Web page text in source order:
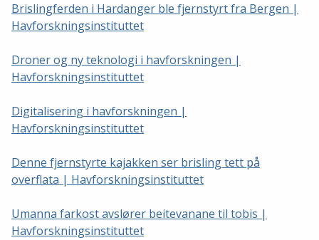
Brislingferden i Hardanger ble fjernstyrt fra Bergen |
Havforskningsinstituttet
Droner og ny teknologi i havforskningen |
Havforskningsinstituttet
Digitalisering i havforskningen |
Havforskningsinstituttet
Denne fjernstyrte kajakken ser brisling tett på
overflata | Havforskningsinstituttet
Umanna farkost avslører beitevanane til tobis |
Havforskningsinstituttet